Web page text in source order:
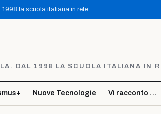
la scuola italiana in rete.
DAL 1998 LA SCUOLA ITALIANA IN
Nuove Tecnologie Vi racconto …